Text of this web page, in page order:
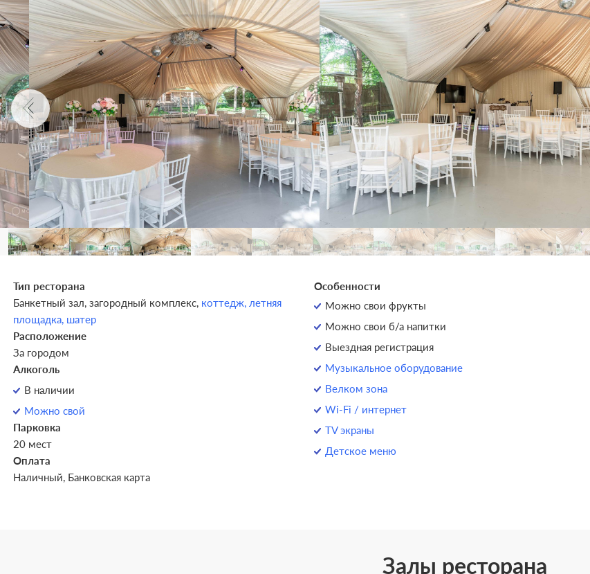
Тип ресторана
Банкетный зал, загородный комплекс, коттедж, летняя
площадка, шатер
Расположение
За городом
Алкоголь
В наличии
Можно свой
Парковка
20 мест
Оплата
Наличный, Банковская карта
Особенности
Можно свои фрукты
Можно свои б/а напитки
Выездная регистрация
Музыкальное оборудование
Велком зона
Wi-Fi / интернет
TV экраны
Детское меню
Залы ресторана